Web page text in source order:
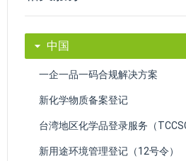
中国
一企一品一码合规解决方案
新化学物质备案登记
台湾地区化学品登录服务（
新用途环境管理登记（12号令）